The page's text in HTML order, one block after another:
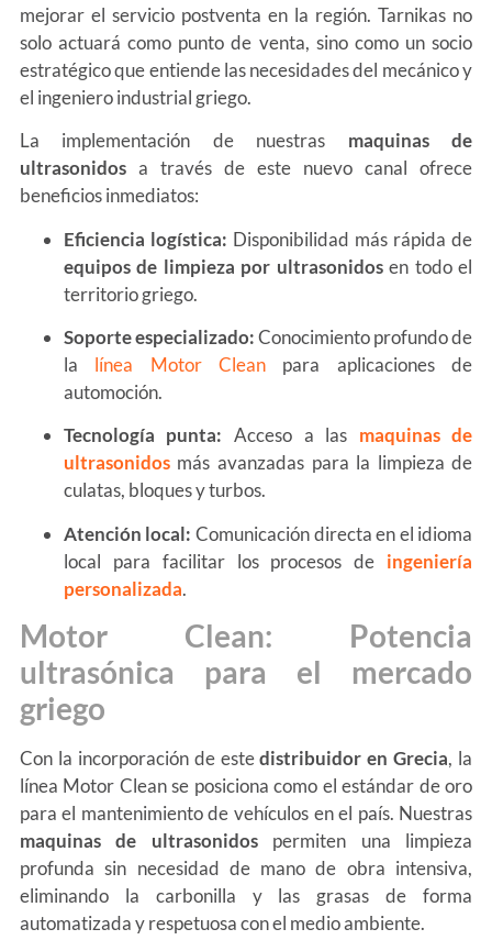
mejorar el servicio postventa en la región. Tarnikas no
solo actuará como punto de venta, sino como un socio
estratégico que entiende las necesidades del mecánico y
el ingeniero industrial griego.
La implementación de nuestras maquinas de
ultrasonidosa través de este nuevo canal ofrece
beneficios inmediatos:
Eficiencia logística: Disponibilidad más rápida de
equipos de limpieza por ultrasonidosen todo el
territorio griego.
Soporte especializado:Conocimiento profundo de
la línea Motor Clean para aplicaciones de
automoción.
Tecnología punta: Acceso a las maquinas de
ultrasonidosmás avanzadas para la limpieza de
culatas, bloques y turbos.
Atención local: Comunicación directa en el idioma
local para facilitar los procesos de ingeniería
personalizada.
Motor Clean: Potencia
ultrasónica para el mercado
griego
Con la incorporación de estedistribuidor en Grecia, la
línea Motor Clean se posiciona como el estándar de oro
para el mantenimiento de vehículos en el país. Nuestras
maquinas de ultrasonidospermiten una limpieza
profunda sin necesidad de mano de obra intensiva,
eliminando la carbonilla y las grasas de forma
automatizada y respetuosa con el medio ambiente.